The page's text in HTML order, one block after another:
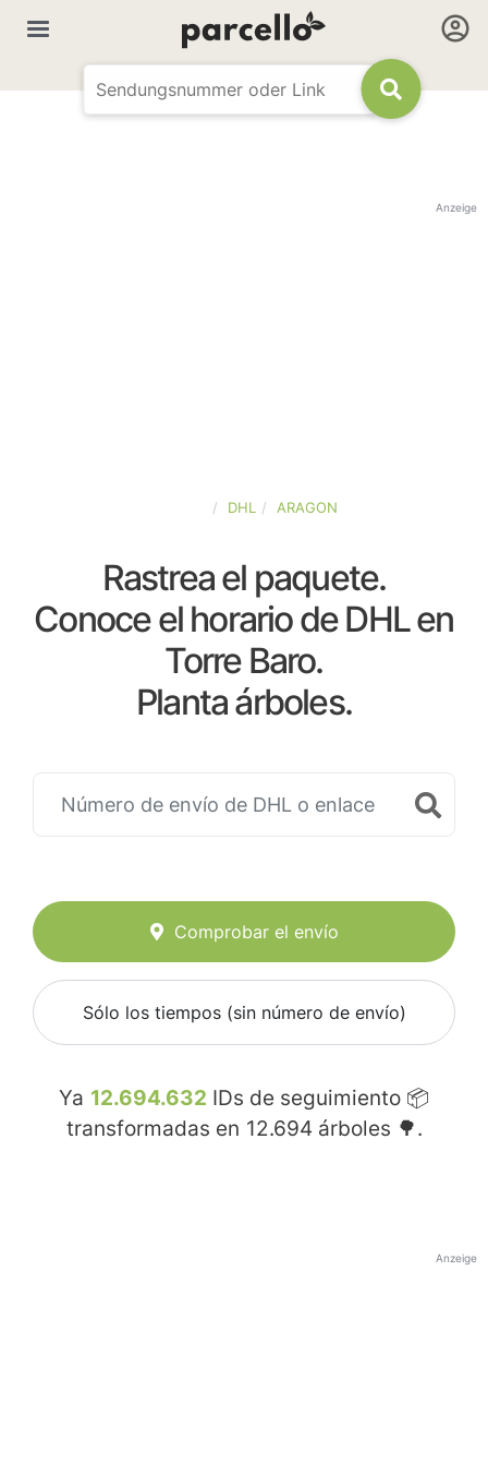
Anzeige
DHL ARAGON
Rastrea el paquete.
Conoce el horario de DHL en
Torre Baro.
Planta árboles.
Comprobar el envío
Sólo los tiempos (sin número de envío)
Ya 12.694.632 IDs de seguimiento 📦
transformadas en 12.694 árboles 🌳.
Anzeige